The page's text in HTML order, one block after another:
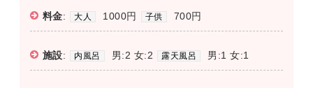
料金: 大人 1000円 子供 700円
施設: 内風呂 男:2 女:2 露天風呂 男:1 女:1